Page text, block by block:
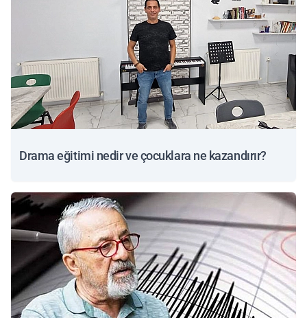
Drama eğitimi nedir ve çocuklara ne kazandırır?